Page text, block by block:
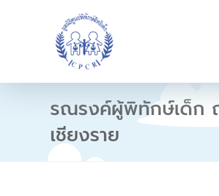
c
t
รณรงค์ผู้พิทักษ์เด็ก
เชียงราย